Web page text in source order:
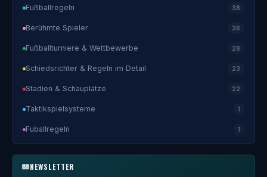
Fußballregeln 38
Berühmte Spieler 36
Fußballturniere & Wettbewerbe 28
Schiedsrichter & Regeln im Detail 23
Stadien & Schauplätze 22
Taktikspielsysteme 1
Fuballregeln 1
NEWSLETTER